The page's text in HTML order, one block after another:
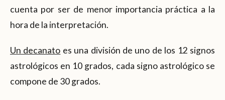
cuenta por ser de menor importancia práctica a la
hora de la interpretación.
Un decanato es una división de uno de los 12 signos
astrológicos en 10 grados, cada signo astrológico se
compone de 30 grados.